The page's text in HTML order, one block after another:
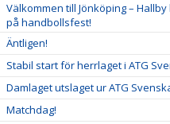
Välkommen till Jönköping –
på handbollsfest!
Äntligen!
Stabil start för herrlaget i ATG
Damlaget utslaget ur ATG
Matchdag!